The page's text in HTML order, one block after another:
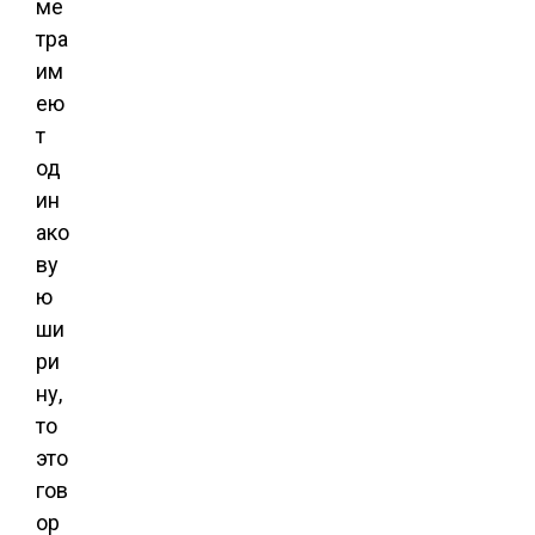
ме
тра
им
ею
т
од
ин
ако
ву
ю
ши
ри
ну,
то
это
гов
ор